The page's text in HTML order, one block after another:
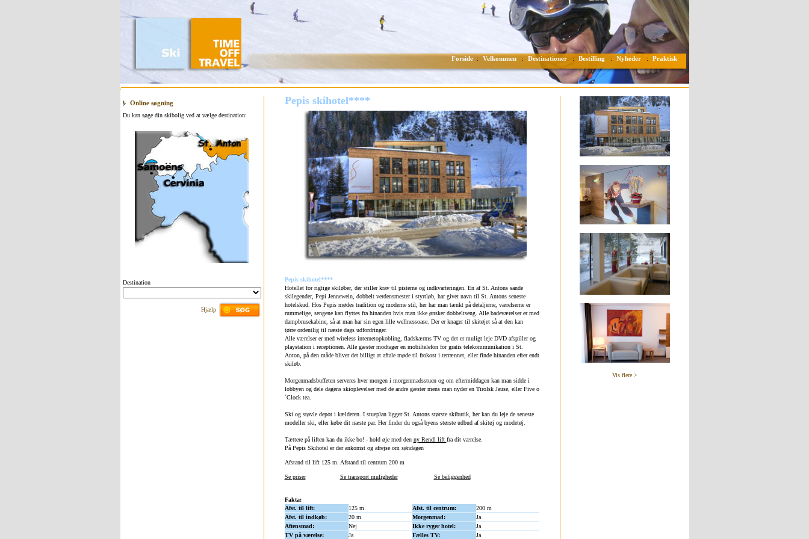
Forside: Velkommen: Destinationer: Bestilling : Nyheder: Praktisk
Online søgning
Du kan søge din skibolig ved at vælge destination:
Destination
Hjælp
Pepis skihotel****
Pepis skihotel****
Hotellet for rigtige skiløber, der stiller krav til pisterne og indkvarteringen. En af St. Antons sande
skilegender, Pepi Jennewein, dobbelt verdensmester i styrtløb, har givet navn til St. Antons seneste
hotelskud. Hos Pepis mødes tradition og moderne stil, her har man tænkt på detaljerne, værelserne er
rummelige, sengene kan flyttes fra hinanden hvis man ikke ønsker dobbeltseng. Alle badeværelser er med
dampbrusekabine, så at man har sin egen lille wellnessoase. Der er knager til skitøjet så at den kan
tørre ordentlig til næste dags udfordringer.
Alle værelser er med wireless internetopkobling, fladskærms TV og det er muligt leje DVD afspiller og
playstation i receptionen. Alle gæster modtager en mobiltelefon for gratis telekommunikation i St.
Anton, på den måde bliver det billigt at aftale møde til frokost i terrænnet, eller finde hinanden efter endt
skiløb.
Morgenmadsbuffeten serveres hver morgen i morgenmadsstuen og om eftermiddagen kan man sidde i
lobbyen og dele dagens skioplevelser med de andre gæster mens man nyder en Tirolsk Jause, eller Five o
´Clock tea.
Ski og støvle depot i kælderen. I stueplan ligger St. Antons største skibutik, her kan du leje de seneste
modeller ski, eller købe dit næste par. Her finder du også byens største udbud af skitøj og modetøj.
Tættere på liften kan du ikke bo! - hold øje med den ny Rendl lift fra dit værelse.
På Pepis Skihotel er der ankomst og afrejse om søndagen
Afstand til lift 125 m. Afstand til centrum 200 m
Se priser Se transport muligheder Se beliggenhed
Fakta:
Afst. til lift:
125 m Afst. til centrum:
200 m
Afst. til indkøb:
20 m Morgenmad:
Ja
Aftensmad:
Nej Ikke ryger hotel:
Ja
TV på værelse:
Ja Fælles TV: Ja
Vis flere >